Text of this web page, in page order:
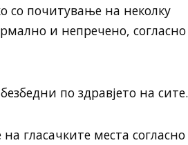
со почитување на неколку
и непречено, согласно
по здравјето на сите.
гласачките места согласно